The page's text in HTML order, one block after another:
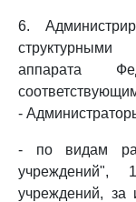
6.
структурными
аппарата
-
- по видам
учреждений",
учреждений, за